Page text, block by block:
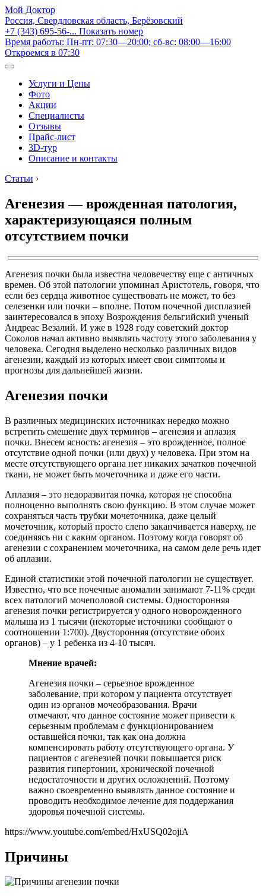
Мой Доктор
Россия, Свердловская область, Берёзовский
+7 (343) 695-56-... Показать номер
Время работы: Пн-пт: 07:30—20:00; сб-вс: 08:00—16:00
Откроемся в 07:30
Услуги и Цены
Фото
Акции
Специалисты
Отзывы
Прайс-лист
3D-тур
Описание и контакты
Статьи ›
Агенезия — врожденная патология,
характеризующаяся полным
отсутствием почки
Агенезия почки была известна человечеству еще с античных
времен. Об этой патологии упоминал Аристотель, говоря, что
если без сердца животное существовать не может, то без
селезенки или почки – вполне. Потом почечной дисплазией
заинтересовался в эпоху Возрождения бельгийский ученый
Андреас Везалий. И уже в 1928 году советский доктор
Соколов начал активно выявлять частоту этого заболевания у
человека. Сегодня выделено несколько различных видов
агенезии, каждый из которых имеет свои симптомы и
прогнозы для дальнейшей жизни.
Агенезия почки
В различных медицинских источниках нередко можно
встретить смешение двух терминов – агенезия и аплазия
почки. Внесем ясность: агенезия – это врожденное, полное
отсутствие одной почки (или двух) у человека. При этом на
месте отсутствующего органа нет никаких зачатков почечной
ткани, не может быть мочеточника и даже его части.
Аплазия – это недоразвитая почка, которая не способна
полноценно выполнять свою функцию. В этом случае может
сохраняться часть трубки мочеточника, даже целый
мочеточник, который просто слепо заканчивается наверху, не
соединяясь ни с каким органом. Поэтому когда говорят об
агенезии с сохранением мочеточника, на самом деле речь идет
об аплазии.
Единой статистики этой почечной патологии не существует.
Известно, что все почечные аномалии занимают 7-11% среди
всех патологий мочеполовой системы. Односторонняя
агенезия почки регистрируется у одного новорожденного
малыша из 1 тысячи (некоторые источники сообщают о
соотношении 1:700). Двусторонняя (отсутствие обоих
органов) – у 1 ребенка из 4-10 тысяч.
Мнение врачей:
Агенезия почки – серьезное врожденное
заболевание, при котором у пациента отсутствует
один из органов мочеобразования. Врачи
отмечают, что данное состояние может привести к
серьезным проблемам с функционированием
оставшейся почки, так как она должна
компенсировать работу отсутствующего органа. У
пациентов с агенезией почки повышается риск
развития гипертонии, хронической почечной
недостаточности и других осложнений. Поэтому
важно своевременно выявлять данное состояние и
проводить необходимое лечение для поддержания
здоровья почечной системы.
https://www.youtube.com/embed/HxUSQ02ojiA
Причины